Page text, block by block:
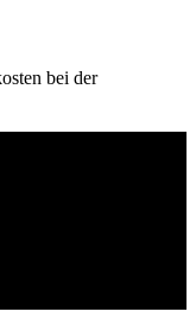
bei der